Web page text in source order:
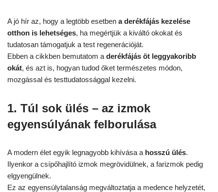
A jó hír az, hogy a legtöbb esetben a derékfájás kezelése
otthon is lehetséges, ha megértjük a kiváltó okokat és
tudatosan támogatjuk a test regenerációját.
Ebben a cikkben bemutatom a derékfájás öt leggyakoribb
okát, és azt is, hogyan tudod őket természetes módon,
mozgással és testtudatossággal kezelni.
1. Túl sok ülés – az izmok
egyensúlyának felborulása
A modern élet egyik legnagyobb kihívása a hosszú ülés.
Ilyenkor a csípőhajlító izmok megrövidülnek, a farizmok pedig
elgyengülnek.
Ez az egyensúlytalanság megváltoztatja a medence helyzetét,